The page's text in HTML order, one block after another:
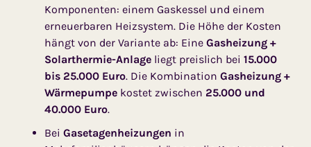
Komponenten: einem Gas­kessel und einem
erneuer­baren Heizsystem. Die Höhe der Kosten
hängt von der Variante ab: Eine Gasheizung +
Solarthermie-Anlage liegt preislich bei 15.000
bis 25.000 Euro. Die Kombination Gasheizung +
Wärmepumpe kostet zwischen 25.000 und
40.000 Euro.
Bei Gasetagenheizungen in